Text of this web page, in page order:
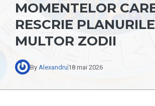
MOMENTELOR
RESCRIE PLANURILE
MULTOR ZODII
By Alexandru 18 mai 2026